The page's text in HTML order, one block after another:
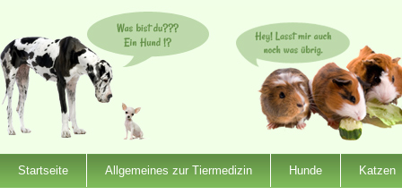
Startseite Allgemeines zur Tiermedizin Hunde Katzen